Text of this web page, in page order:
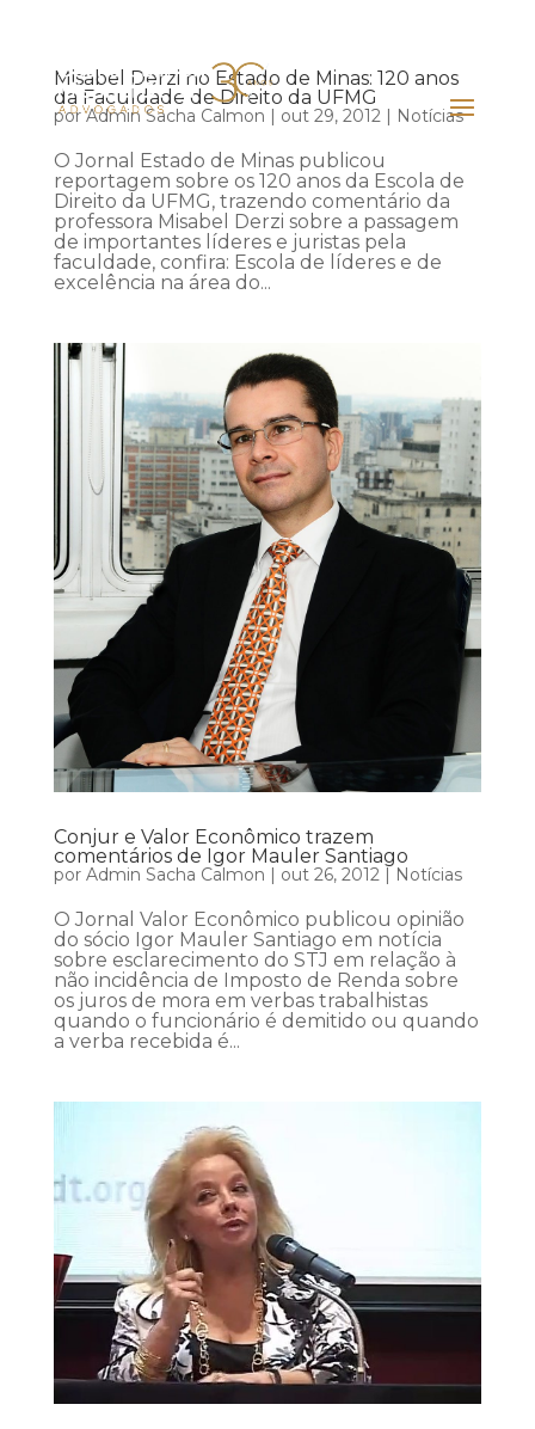
Misabel Derzi no Estado de Minas: 120 anos
da Faculdade de Direito da UFMG
porAdmin Sacha Calmon | out 29, 2012| Notícias
O Jornal Estado de Minas publicou
reportagem sobre os 120 anos da Escola de
Direito da UFMG, trazendo comentário da
professora Misabel Derzi sobre a passagem
de importantes líderes e juristas pela
faculdade, confira: Escola de líderes e de
excelência na área do...
Conjur e Valor Econômico trazem
comentários de Igor Mauler Santiago
por Admin Sacha Calmon | out 26, 2012 | Notícias
O Jornal Valor Econômico publicou opinião
do sócio Igor Mauler Santiago em notícia
sobre esclarecimento do STJ em relação à
não incidência de Imposto de Renda sobre
os juros de mora em verbas trabalhistas
quando o funcionário é demitido ou quando
a verba recebida é...